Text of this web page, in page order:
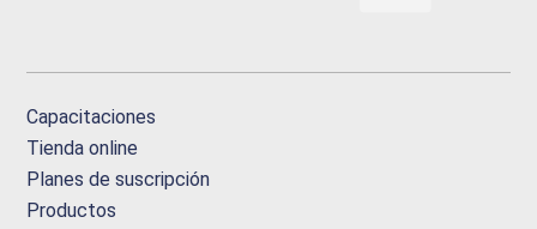
Capacitaciones
Tienda online
Planes de suscripción
Productos